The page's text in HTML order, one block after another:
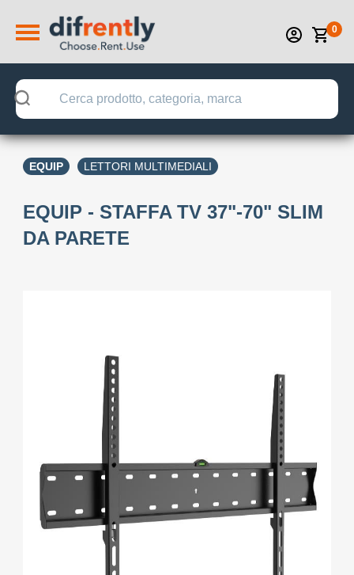
0
EQUIP LETTORI MULTIMEDIALI
EQUIP - STAFFA TV 37"-70" SLIM
DA PARETE